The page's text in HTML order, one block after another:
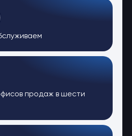
продаж в шести